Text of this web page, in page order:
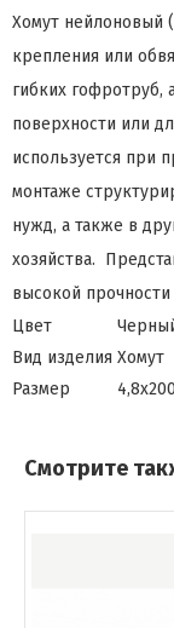
Хомут нейлоновый
крепления или
гибких гофротруб,
поверхности или
используется при
монтаже
нужд, а также в
хозяйства.
высокой
Цвет
Вид изделия Хомут
Размер
4,8х200
Смотрите